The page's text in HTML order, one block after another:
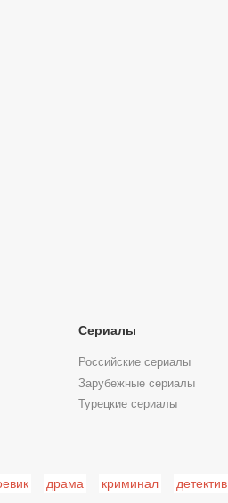
Сериалы
Российские сериалы
Зарубежные сериалы
Турецкие сериалы
драма криминал детектив